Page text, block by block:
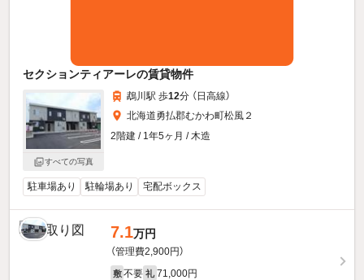
セクションティアーレの賃貸物件
すべての写真
鵡川駅 歩12分 （日高線）
北海道勇払郡むかわ町松風２
2階建 / 1年5ヶ月 / 木造
駐車場あり 駐輪場あり 宅配ボックス
7.1万円
（管理費2,900円）
敷 不要 礼 71,000円